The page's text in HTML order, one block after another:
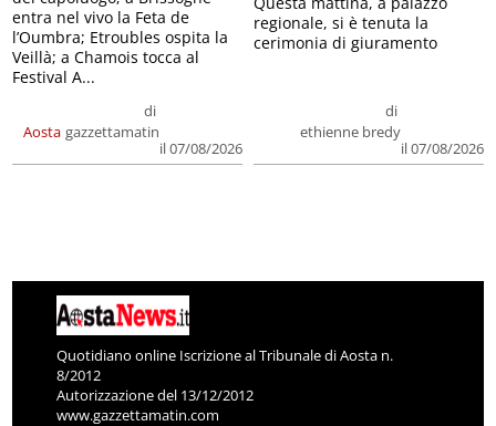
Aosta
di
gazzettamatin
il 07/08/2026
entra nel vivo la Feta de
l’Oumbra; Etroubles ospita la
Veillà; a Chamois tocca al
Festival A...
di
ethienne bredy
il 07/08/2026
regionale, si è tenuta la
cerimonia di giuramento
Quotidiano online Iscrizione al Tribunale di Aosta n.
8/2012
Autorizzazione del 13/12/2012
www.gazzettamatin.com